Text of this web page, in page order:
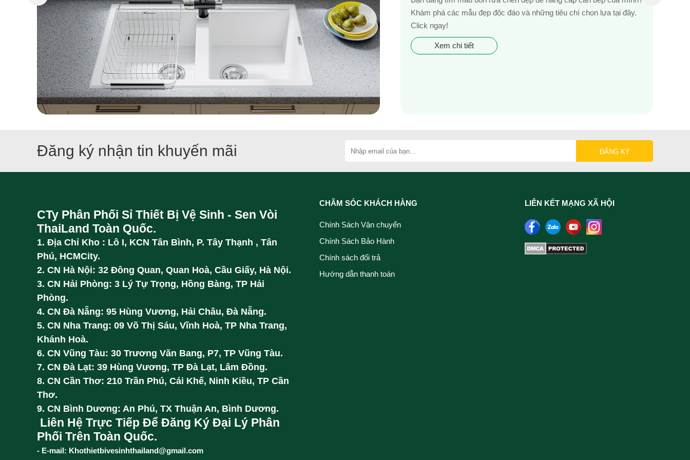
Khám phá các mẫu đẹp độc đáo và những tiêu chí chọn lựa tại đây.
Click ngay!
Xem chi tiết
Đăng ký nhận tin khuyến mãi
CTy Phân Phối Sỉ Thiết Bị Vệ Sinh - Sen Vòi
ThaiLand Toàn Quốc.
1. Địa Chỉ Kho : Lô I, KCN Tân Bình, P. Tây Thạnh , Tân
Phú, HCMCity.
2. CN Hà Nội: 32 Đông Quan, Quan Hoà, Cầu Giấy, Hà Nội.
3. CN Hải Phòng: 3 Lý Tự Trọng, Hồng Bàng, TP Hải
Phòng.
4. CN Đà Nẵng: 95 Hùng Vương, Hải Châu, Đà Nẵng.
5. CN Nha Trang: 09 Võ Thị Sáu, Vĩnh Hoà, TP Nha Trang,
Khánh Hoà.
6. CN Vũng Tàu: 30 Trương Văn Bang, P7, TP Vũng Tàu.
7. CN Đà Lạt: 39 Hùng Vương, TP Đà Lạt, Lâm Đồng.
8. CN Cần Thơ: 210 Trần Phú, Cái Khế, Ninh Kiều, TP Cần
Thơ.
9. CN Bình Dương: An Phú, TX Thuận An, Bình Dương.
Liên Hệ Trực Tiếp Để Đăng Ký Đại Lý Phân
Phối Trên Toàn Quốc.
- E-mail: Khothietbivesinhthailand@gmail.com
CHĂM SÓC KHÁCH HÀNG
Chính Sách Vận chuyển
Chính Sách Bảo Hành
Chính sách đổi trả
Hướng dẫn thanh toán
LIÊN KẾT MẠNG XÃ HỘI